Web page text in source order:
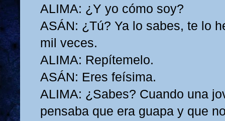
ALIMA: ¿Y yo cómo soy?
ASÁN: ¿Tú? Ya lo sabes, te lo
mil veces.
ALIMA: Repítemelo.
ASÁN: Eres feísima.
ALIMA: ¿Sabes? Cuando una
pensaba que era guapa y que